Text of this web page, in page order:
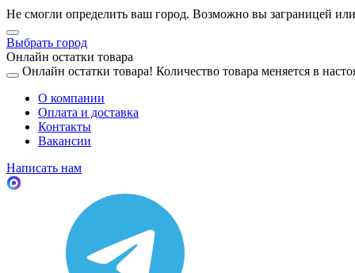
Не смогли определить ваш город. Возможно вы заграницей или
Выбрать город
Онлайн остатки товара
Онлайн остатки товара! Количество товара меняется в
О компании
Оплата и доставка
Контакты
Вакансии
Написать нам